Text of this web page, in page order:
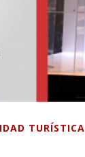
TURÍSTICA